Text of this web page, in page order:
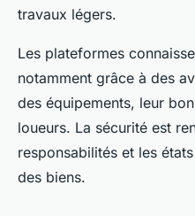
travaux légers.
Les plateformes
notamment grâce à des
des équipements, leur
loueurs. La sécurité est
responsabilités et les
des biens.